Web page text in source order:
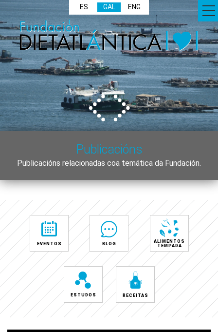
Publicacións
Publicacións relacionadas coa temática da Fundación.
ES GAL ENG
EVENTOS BLOG
ALIMENTOS
TEMPADA
ESTUDOS RECEITAS